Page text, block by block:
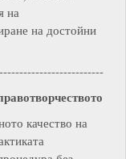
на
на достойни
качество на